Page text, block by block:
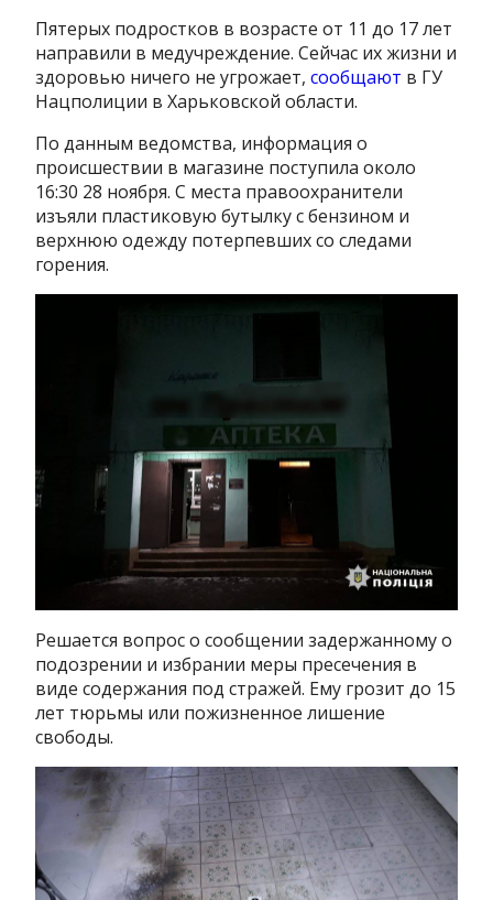
Пятерых подростков в возрасте от 11 до 17 лет
направили в медучреждение. Сейчас их жизни и
здоровью ничего не угрожает,сообщают в ГУ
Нацполиции в Харьковской области.
По данным ведомства, информация о
происшествии в магазине поступила около
16:30 28 ноября. С места правоохранители
изъяли пластиковую бутылку с бензином и
верхнюю одежду потерпевших со следами
горения.
Решается вопрос о сообщении задержанному о
подозрении и избрании меры пресечения в
виде содержания под стражей. Ему грозит до 15
лет тюрьмы или пожизненное лишение
свободы.